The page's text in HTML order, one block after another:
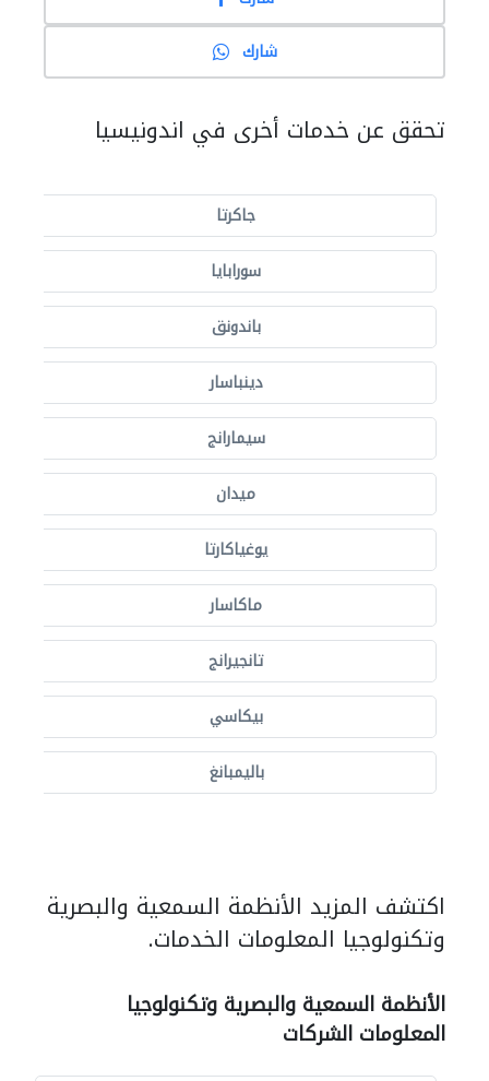
شارك
تحقق عن خدمات أخرى في اندونيسيا
جاكرتا
سورابايا
باندونق
دينباسار
سيمارانج
ميدان
يوغياكارتا
ماكاسار
تانجيرانج
بيكاسي
باليمبانغ
اكتشف المزيد الأنظمة السمعية والبصرية
وتكنولوجيا المعلومات الخدمات.
الأنظمة السمعية والبصرية وتكنولوجيا
المعلومات الشركات